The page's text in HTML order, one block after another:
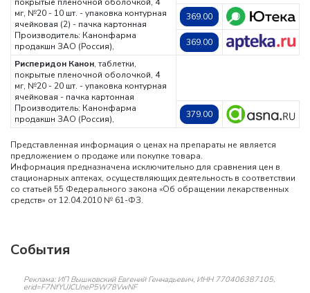
мг, №20 - 10 шт. - упаковка контурная
ячейковая (2) - пачка картонная
Производитель: Канонфарма
продакшн ЗАО (Россия),
369.00
369.00
Рисперидон Канон, таблетки,
покрытые пленочной оболочкой, 4
мг, №20 - 20 шт. - упаковка контурная
ячейковая - пачка картонная
Производитель: Канонфарма
продакшн ЗАО (Россия),
379.00
Представленная информация о ценах на препараты не является
предложением о продаже или покупке товара.
Информация предназначена исключительно для сравнения цен в
стационарных аптеках, осуществляющих деятельность в соответствии
со статьей 55 Федерального закона «Об обращении лекарственных
средств» от 12.04.2010 № 61-ФЗ.
События
Реклама: ИП Вышковский Евгений Геннадьевич, ИНН 770406387105,
erid=F7NfYUJCUneP5W78VwNF